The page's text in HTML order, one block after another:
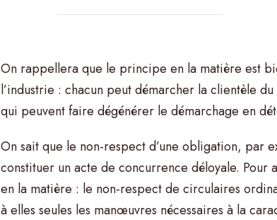
On rappellera que le principe en la matière est
l’industrie : chacun peut démarcher la clientèle
qui peuvent faire dégénérer le démarchage en
On sait que le non-respect d’une obligation, par
constituer un acte de concurrence déloyale. Pour
en la matière : le non-respect de circulaires
à elles seules les manœuvres nécessaires à la